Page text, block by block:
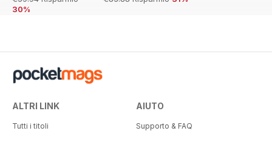
30%
ALTRI LINK
Tutti i titoli
AIUTO
Supporto & FAQ